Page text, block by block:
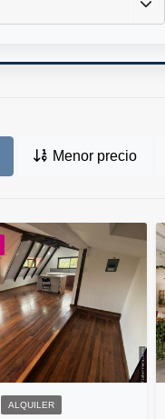
Menor precio
ALQUILER